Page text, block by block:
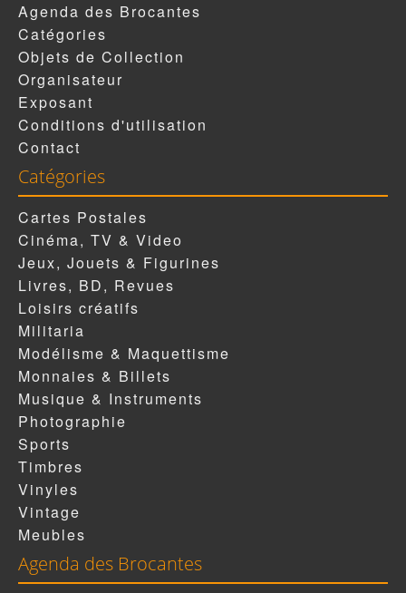
Agenda des Brocantes
Catégories
Objets de Collection
Organisateur
Exposant
Conditions d'utilisation
Contact
Catégories
Cartes Postales
Cinéma, TV & Video
Jeux, Jouets & Figurines
Livres, BD, Revues
Loisirs créatifs
Militaria
Modélisme & Maquettisme
Monnaies & Billets
Musique & Instruments
Photographie
Sports
Timbres
Vinyles
Vintage
Meubles
Agenda des Brocantes